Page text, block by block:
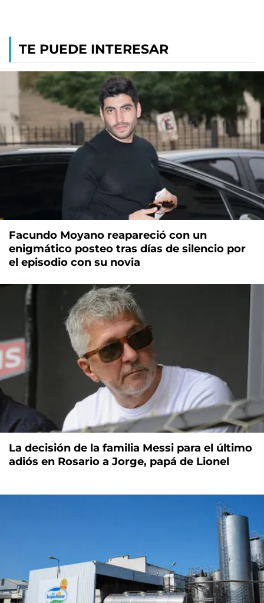
TE PUEDE INTERESAR
Facundo Moyano reapareció con un
enigmático posteo tras días de silencio por
el episodio con su novia
La decisión de la familia Messi para el último
adiós en Rosario a Jorge, papá de Lionel